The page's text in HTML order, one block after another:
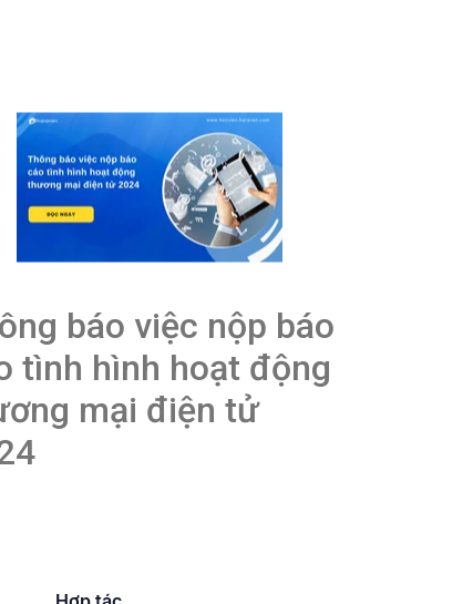
báo việc nộp báo
tình hình hoạt động
mại điện tử